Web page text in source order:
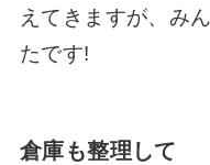
えてきますが、み
たです!
倉庫も整理して